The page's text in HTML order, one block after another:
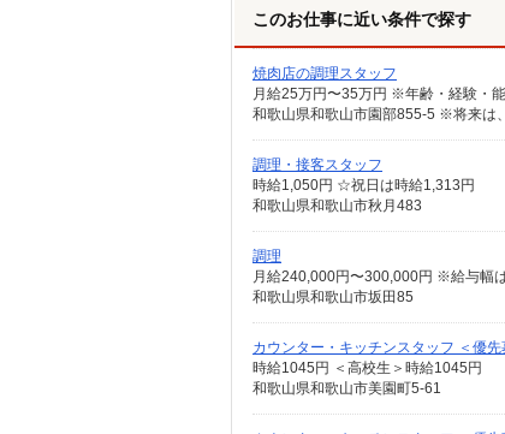
このお仕事に近い条件で探す
焼肉店の調理スタッフ
月給25万円〜35万円 ※年齢・経験・
和歌山県和歌山市園部855-5 ※将来は
調理・接客スタッフ
時給1,050円 ☆祝日は時給1,313円
和歌山県和歌山市秋月483
調理
月給240,000円〜300,000円 ※給与幅
和歌山県和歌山市坂田85
カウンター・キッチンスタッフ ＜優
時給1045円 ＜高校生＞時給1045円
和歌山県和歌山市美園町5-61